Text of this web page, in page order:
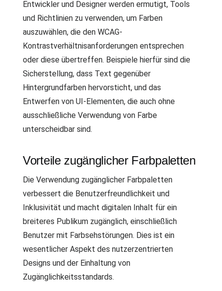
Entwickler und Designer werden ermutigt, Tools
und Richtlinien zu verwenden, um Farben
auszuwählen, die den WCAG-
Kontrastverhältnisanforderungen entsprechen
oder diese übertreffen. Beispiele hierfür sind die
Sicherstellung, dass Text gegenüber
Hintergrundfarben hervorsticht, und das
Entwerfen von UI-Elementen, die auch ohne
ausschließliche Verwendung von Farbe
unterscheidbar sind.
Vorteile zugänglicher Farbpaletten
Die Verwendung zugänglicher Farbpaletten
verbessert die Benutzerfreundlichkeit und
Inklusivität und macht digitalen Inhalt für ein
breiteres Publikum zugänglich, einschließlich
Benutzer mit Farbsehstörungen. Dies ist ein
wesentlicher Aspekt des nutzerzentrierten
Designs und der Einhaltung von
Zugänglichkeitsstandards.